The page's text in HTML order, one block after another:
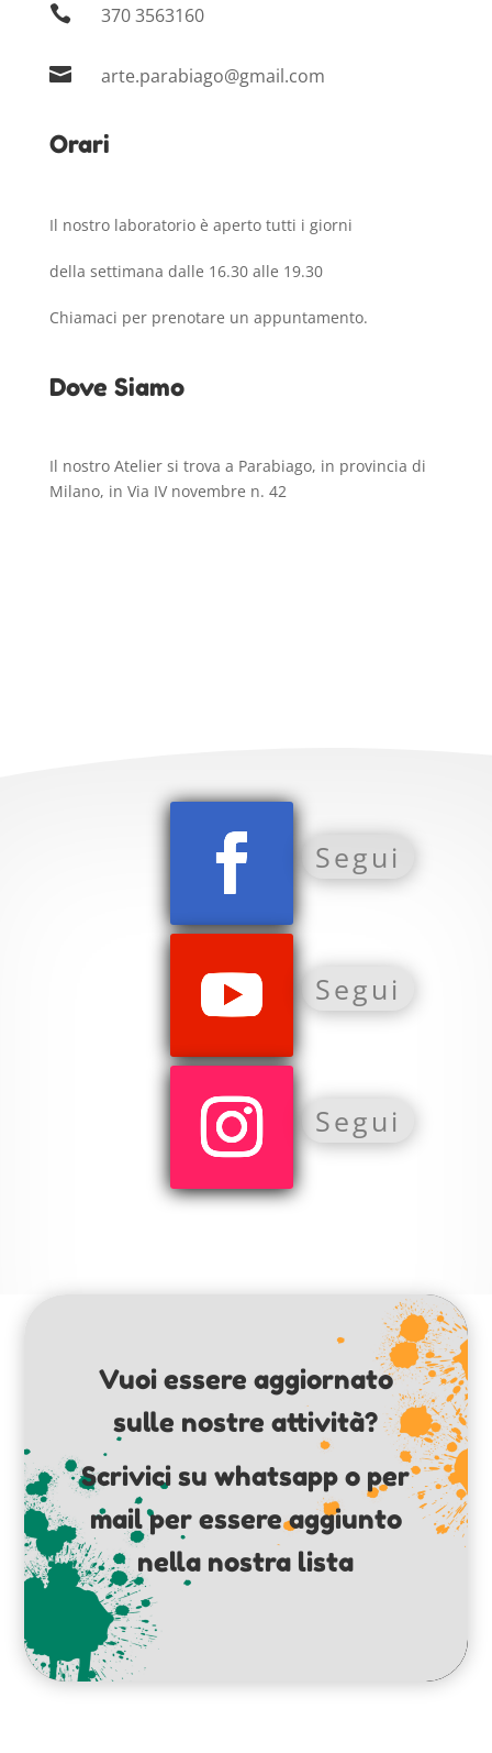
 370 3563160
 arte.parabiago@gmail.com
Orari
Il nostro laboratorio è aperto tutti i giorni
della settimana dalle 16.30 alle 19.30
Chiamaci per prenotare un appuntamento.
Dove Siamo
Il nostro Atelier si trova a Parabiago, in provincia di
Milano, in Via IV novembre n. 42
Segui
Segui
Segui
Vuoi essere aggiornato
sulle nostre attività?
Scrivici su whatsapp o per
mail per essere aggiunto
nella nostra lista